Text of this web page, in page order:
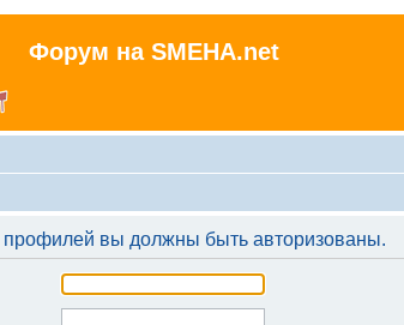
Форум на SMEHA.net
вы должны быть авторизованы.